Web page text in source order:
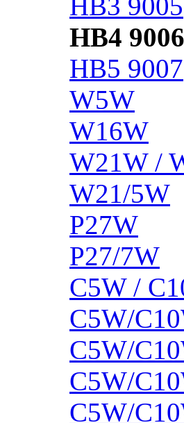
HB4 9006
HB5 9007
W5W
W16W
W21W /
W21/5W
P27W
P27/7W
C5W /
C5W/
C5W/
C5W/
C5W/